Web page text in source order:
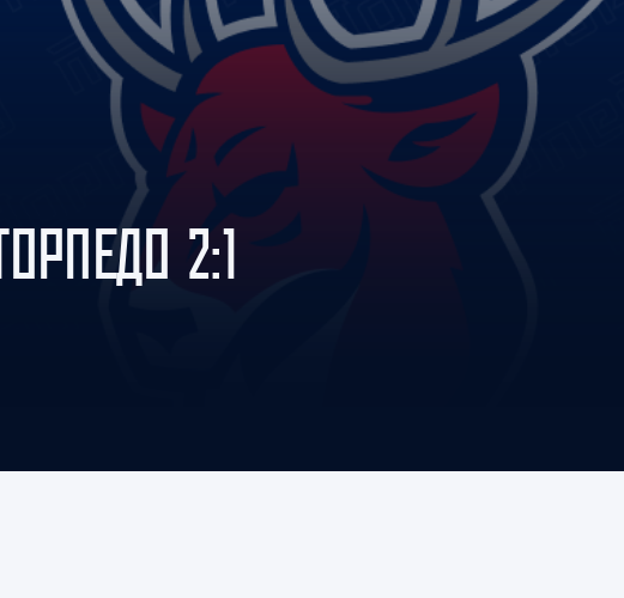
Амур
Барыс
Салават Юлаев
Сибирь
2:1